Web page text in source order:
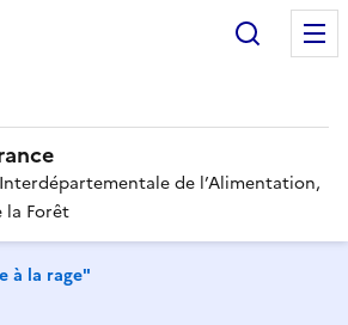
de l’Alimentation,
la Forêt
à la rage"